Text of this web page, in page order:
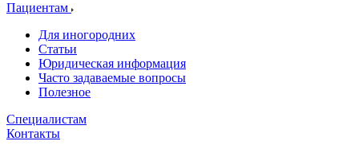
Пациентам
Для иногородних
Статьи
Юридическая информация
Часто задаваемые вопросы
Полезное
Специалистам
Контакты